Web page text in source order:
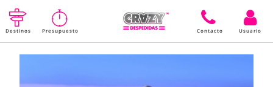
Destinos Presupuesto Contacto Usuario